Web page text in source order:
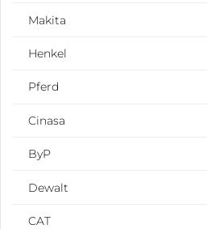
Makita
Henkel
Pferd
Cinasa
ByP
Dewalt
CAT